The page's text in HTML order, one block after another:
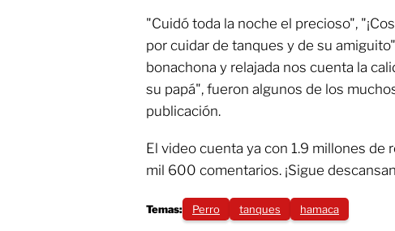
"Cuidó toda la noche el precioso",
por cuidar de tanques y de su
bonachona y relajada nos cuenta la
su papá", fueron algunos de los
publicación.
El video cuenta ya con 1.9 millones de
mil 600 comentarios. ¡Sigue
Temas: Perro tanques hamaca